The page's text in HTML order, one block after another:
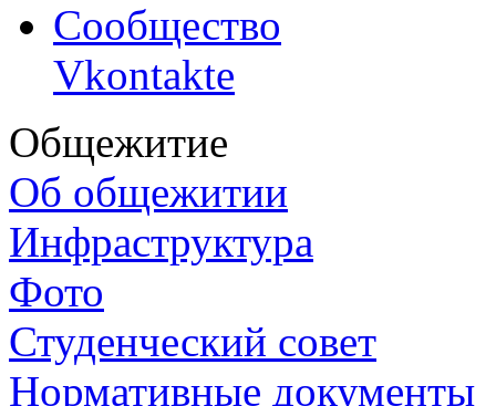
Сообщество
Vkontakte
Общежитие
Об общежитии
Инфраструктура
Фото
Студенческий совет
Нормативные документы